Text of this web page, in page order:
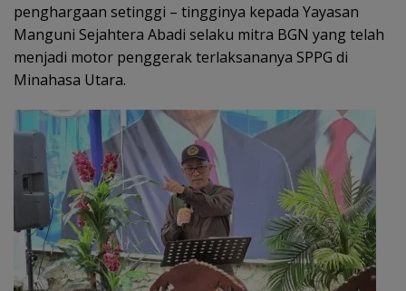
penghargaan setinggi – tingginya kepada Yayasan
Manguni Sejahtera Abadi selaku mitra BGN yang telah
menjadi motor penggerak terlaksananya SPPG di
Minahasa Utara.